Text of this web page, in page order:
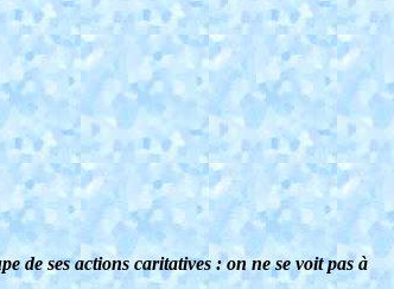
de ses actions caritatives : on ne se voit pas à